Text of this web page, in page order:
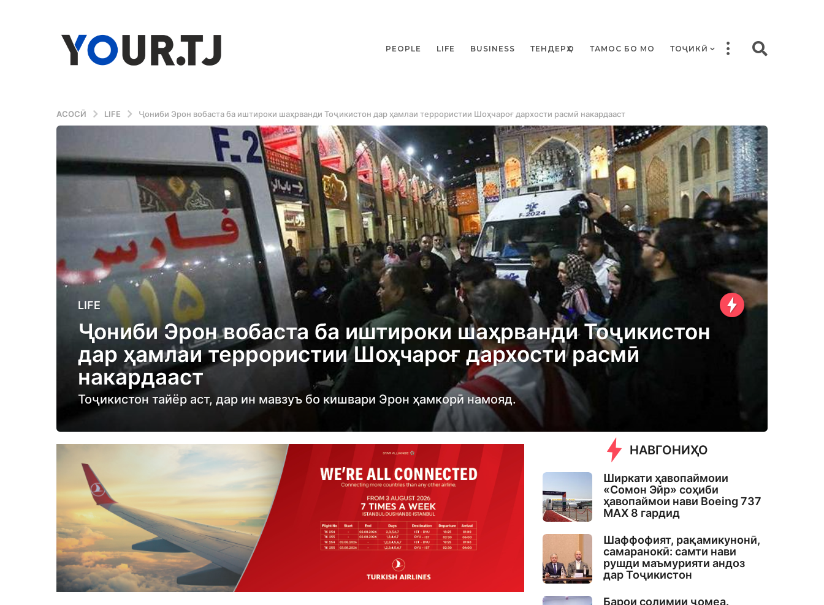
PEOPLE LIFE BUSINESS ТЕНДЕРҲО ТАМОС БО МО ТОҶИКӢ
АСОСӢ LIFE Ҷониби Эрон вобаста ба иштироки шаҳрванди Тоҷикистон дар ҳамлаи террористии Шоҳчароғ дархости расмӣ накардааст
3
e
a
r
s
a
o
y
a
s
a
g
o
LIFE
Ҷониби Эрон вобаста ба иштироки шаҳрванди Тоҷикистон
дар ҳамлаи террористии Шоҳчароғ дархости расмӣ
накардааст
Тоҷикистон тайёр аст, дар ин мавзуъ бо кишвари Эрон ҳамкорӣ намояд.
НАВГОНИҲО
Ширкати ҳавопаймоии
«Сомон Эйр» соҳиби
ҳавопаймои нави Boeing 737
MAX 8 гардид
Шаффофият, рақамикунонӣ,
самаранокӣ: самти нави
рушди маъмурияти андоз
дар Тоҷикистон
Барои солимии ҷомеа.